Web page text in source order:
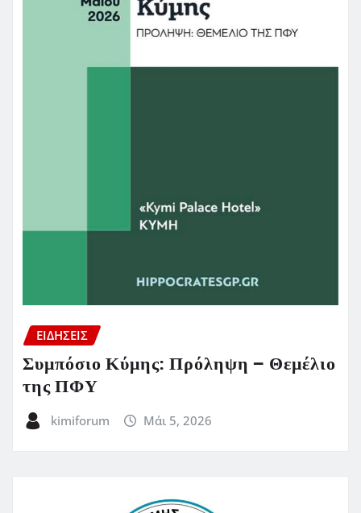
ΕΙΔΗΣΕΙΣ
Συμπόσιο Κύμης: Πρόληψη – Θεμέλιο
της ΠΦΥ
kimiforum Μάι 5, 2026